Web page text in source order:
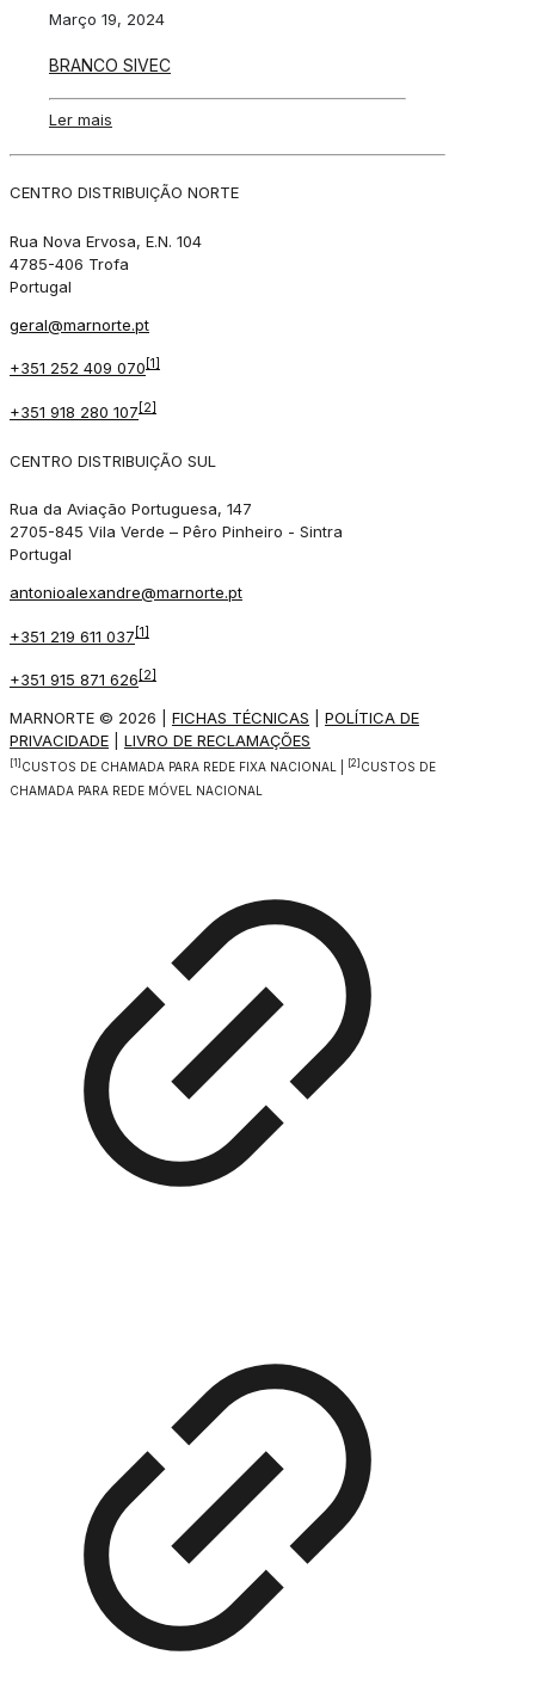
Março 19, 2024
BRANCO SIVEC
Ler mais
CENTRO DISTRIBUIÇÃO NORTE
Rua Nova Ervosa, E.N. 104
4785-406 Trofa
Portugal
geral@marnorte.pt
+351 252 409 070 [1]
+351 918 280 107 [2]
CENTRO DISTRIBUIÇÃO SUL
Rua da Aviação Portuguesa, 147
2705-845 Vila Verde – Pêro Pinheiro - Sintra
Portugal
antonioalexandre@marnorte.pt
+351 219 611 037 [1]
+351 915 871 626 [2]
MARNORTE © 2026 | FICHAS TÉCNICAS
POLÍTICA DE
PRIVACIDADE
LIVRO DE RECLAMAÇÕES
[1] CUSTOS DE CHAMADA PARA REDE FIXA NACIONAL | [2] CUSTOS DE
CHAMADA PARA REDE MÓVEL NACIONAL